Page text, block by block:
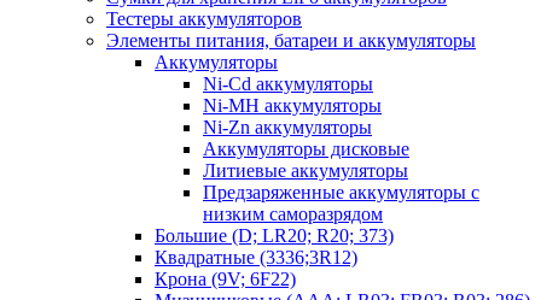
Тестеры аккумуляторов
Элементы питания, батареи и аккумуляторы
Аккумуляторы
Ni-Cd аккумуляторы
Ni-MH аккумуляторы
Ni-Zn аккумуляторы
Аккумуляторы дисковые
Литиевые аккумуляторы
Предзаряженные аккумуляторы с
низким саморазрядом
Большие (D; LR20; R20; 373)
Квадратные (3336;3R12)
Крона (9V; 6F22)